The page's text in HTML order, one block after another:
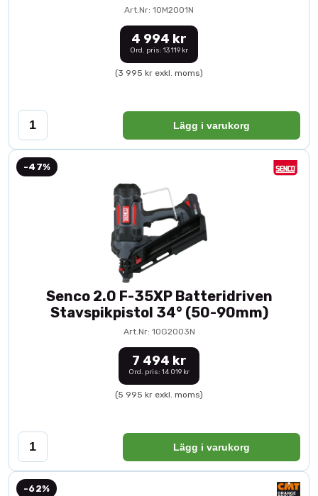
Art.Nr: 10M2001N
4 994 kr
Ord. pris: 13 119 kr
(3 995 kr exkl. moms)
Lägg i varukorg
-47%
Senco 2.0 F-35XP Batteridriven
Stavspikpistol 34° (50-90mm)
Art.Nr: 10G2003N
7 494 kr
Ord. pris: 14 019 kr
(5 995 kr exkl. moms)
Lägg i varukorg
-62%